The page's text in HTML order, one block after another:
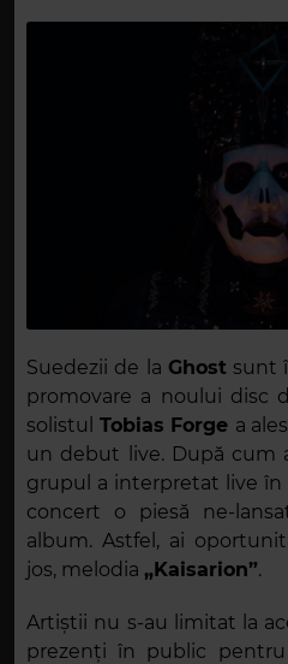
Suedezii de la Ghostsunt
promovare a noului disc
solistul Tobias Forge a
un debut live. După cum
grupul a interpretat live
concert o piesă ne-
album. Astfel, ai
jos, melodia „Kaisarion”.
Artiștii nu s-au limitat la
prezenți în public